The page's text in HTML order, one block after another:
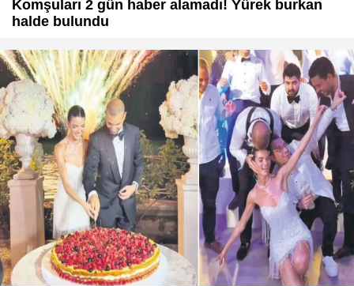
Komşuları 2 gün haber alamadı! Yürek burkan
halde bulundu